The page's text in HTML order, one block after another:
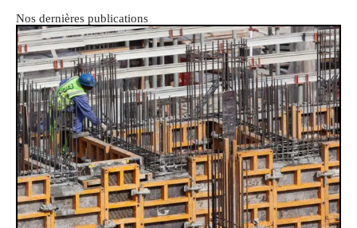
Nos dernières publications